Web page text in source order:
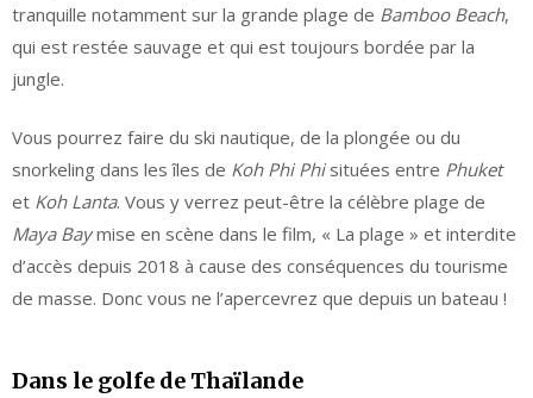
tranquille notamment sur la grande plage de Bamboo Beach,
qui est restée sauvage et qui est toujours bordée par la
jungle.
Vous pourrez faire du ski nautique, de la plongée ou du
snorkeling dans les îles de Koh Phi Phisituées entre Phuket
et Koh Lanta. Vous y verrez peut-être la célèbre plage de
Maya Baymise en scène dans le film, « La plage » et interdite
d’accès depuis 2018 à cause des conséquences du tourisme
de masse. Donc vous ne l’apercevrez que depuis un bateau !
Dans le golfe de Thaïlande